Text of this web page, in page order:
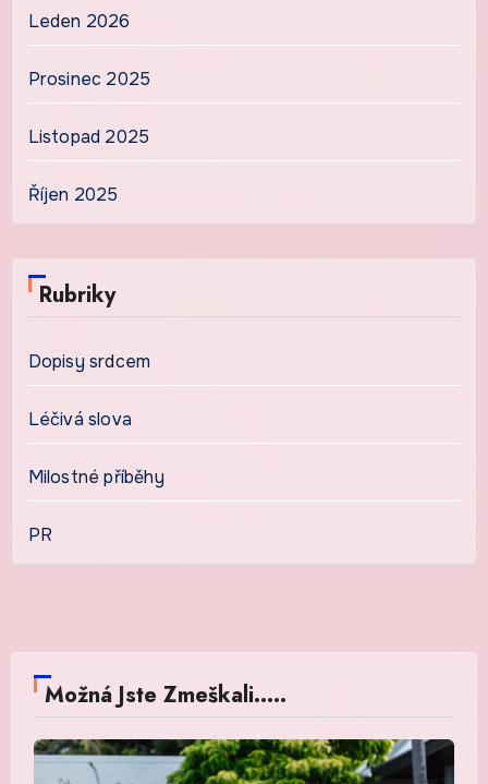
Leden 2026
Prosinec 2025
Listopad 2025
Říjen 2025
Rubriky
Dopisy srdcem
Léčivá slova
Milostné příběhy
PR
Možná Jste Zmeškali.....